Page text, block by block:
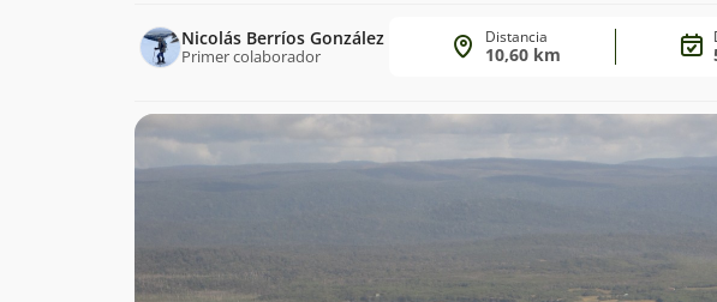
Nicolás Berríos González
Primer colaborador
Distancia
10,60 km